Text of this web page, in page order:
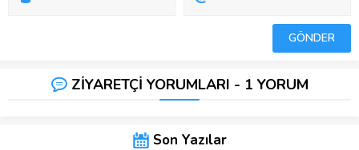
ZİYARETÇİ YORUMLARI - 1 YORUM
Son Yazılar